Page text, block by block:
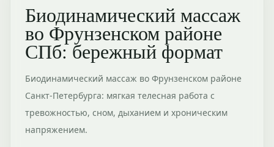
Биодинамический массаж
во Фрунзенском районе
СПб: бережный формат
Биодинамический массаж во Фрунзенском районе
Санкт-Петербурга: мягкая телесная работа с
тревожностью, сном, дыханием и хроническим
напряжением.